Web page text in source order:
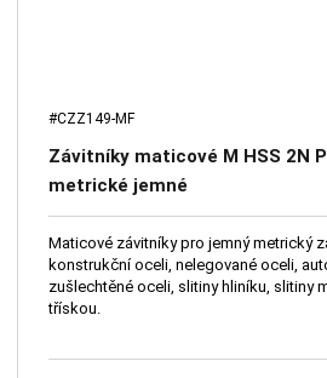
#CZZ149-MF
Závitníky maticové M HSS 2N
metrické jemné
Maticové závitníky pro jemný metrický
konstrukční oceli, nelegované oceli,
zušlechtěné oceli, slitiny hliníku, slitiny mědi s krátkou drobivou
třískou.